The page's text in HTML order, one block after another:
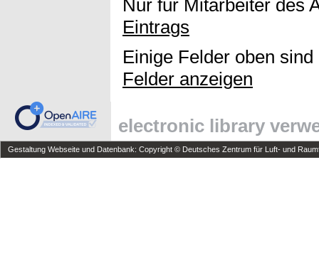
Nur für Mitarbeiter des
Eintrags
Einige Felder oben
Felder anzeigen
electronic library
Gestaltung Webseite und Datenbank: Copyright © Deutsches Zentrum für Luft- und